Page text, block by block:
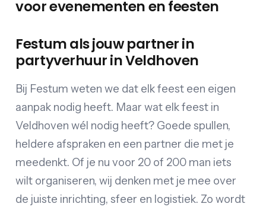
voor evenementen en feesten
Festum als jouw partner in
partyverhuur in Veldhoven
Bij Festum weten we dat elk feest een eigen
aanpak nodig heeft. Maar wat elk feest in
Veldhoven wél nodig heeft? Goede spullen,
heldere afspraken en een partner die met je
meedenkt. Of je nu voor 20 of 200 man iets
wilt organiseren, wij denken met je mee over
de juiste inrichting, sfeer en logistiek. Zo wordt